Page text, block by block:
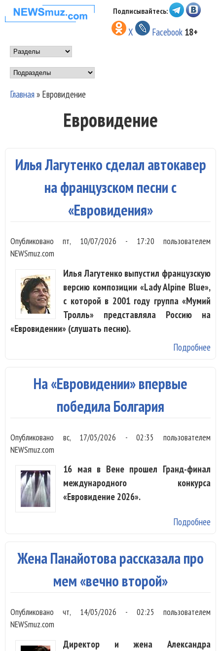
Перейти к основному
содержанию
НОВОСТИ
МУЗЫКИ И
ШОУ БИЗНЕСА
NEWSMUZ.COM
Подписывайтесь:
X Facebook 18+
Main menu
Подразделы
Вы здесь
Главная» Евровидение
Евровидение
Илья Лагутенко сделал автокавер
на французском песни с
«Евровидения»
Опубликованопт, 10/07/2026 - 17:20 пользователем
NEWSmuz.com
Илья Лагутенко выпустил французскую
версию композиции «Lady Alpine Blue»,
с которой в 2001 году группа «Мумий
Тролль» представляла Россию на
«Евровидении» (слушать песню).
Подробнее
На «Евровидении» впервые
победила Болгария
Опубликовано вс, 17/05/2026 - 02:35
пользователем
NEWSmuz.com
16 мая в Вене прошел Гранд-финал
международного конкурса
«Евровидение 2026».
Подробнее
Жена Панайотова рассказала про
мем «вечно второй»
Опубликованочт, 14/05/2026 - 02:25 пользователем
NEWSmuz.com
Директор и жена Александра